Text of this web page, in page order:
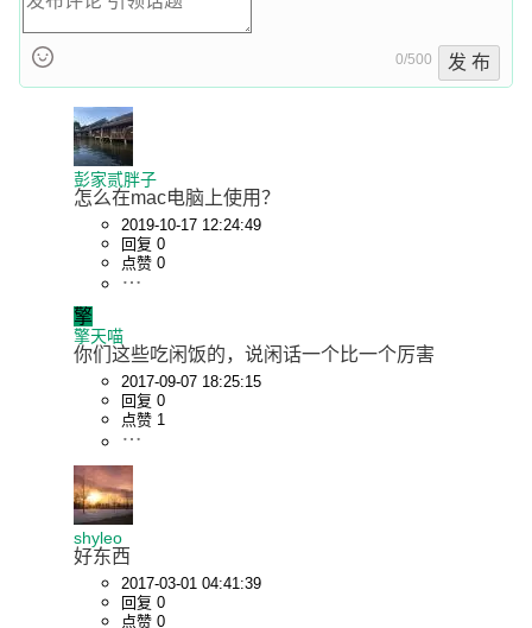
0/500 发 布
彭家贰胖子
怎么在mac电脑上使用？
2019-10-17 12:24:49
回复 0
点赞 0
擎
擎天喵
你们这些吃闲饭的，说闲话一个比一个厉害
2017-09-07 18:25:15
回复 0
点赞 1
shyleo
好东西
2017-03-01 04:41:39
回复 0
点赞 0